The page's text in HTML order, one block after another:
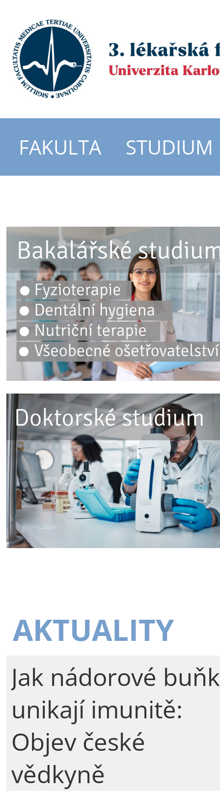
FAKULTA STUDIUM
AKTUALITY
Jak nádorové
unikají imunitě:
Objev české
vědkyně